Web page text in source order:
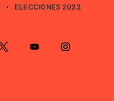
ELECCIONES 2023